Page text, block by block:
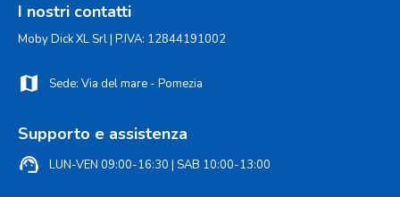
I nostri contatti
Moby Dick XL Srl | P.IVA: 12844191002
map Sede: Via del mare - Pomezia
Supporto e assistenza
support_agent LUN-VEN 09:00-16:30 | SAB 10:00-13:00